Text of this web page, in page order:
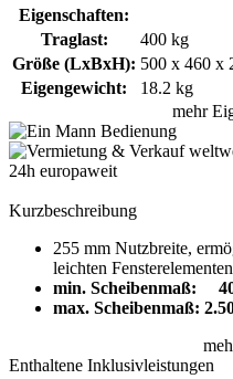
Eigenschaften:
Traglast:
400 kg
Größe (LxBxH): 500 x 460 x
Eigengewicht:
18.2 kg
mehr
Kurzbeschreibung
255 mm Nutzbreite,
leichten
min. Scheibenmaß:
max. Scheibenmaß:
Enthaltene Inklusivleistungen